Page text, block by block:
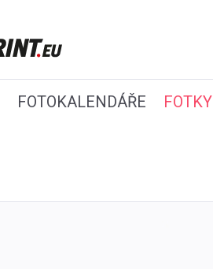
FOTOKALENDÁŘE FOTKY